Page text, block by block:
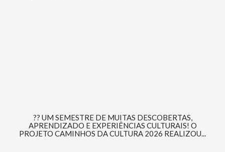
?? UM SEMESTRE DE MUITAS DESCOBERTAS,
APRENDIZADO E EXPERIÊNCIAS CULTURAIS! O
PROJETO CAMINHOS DA CULTURA 2026 REALIZOU...